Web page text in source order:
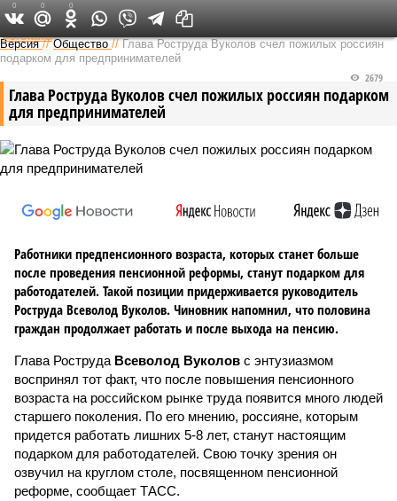
Федеральный выпуск
Версия //Общество //Глава Роструда Вуколов счел пожилых россиян
подарком для предпринимателей
Глава Роструда Вуколов счел пожилых россиян подарком
для предпринимателей
2679
Работники предпенсионного возраста, которых станет больше
после проведения пенсионной реформы, станут подарком для
работодателей. Такой позиции придерживается руководитель
Роструда Всеволод Вуколов. Чиновник напомнил, что половина
граждан продолжает работать и после выхода на пенсию.
Глава Роструда Всеволод Вуколов с энтузиазмом
воспринял тот факт, что после повышения пенсионного
возраста на российском рынке труда появится много людей
старшего поколения. По его мнению, россияне, которым
придется работать лишних 5-8 лет, станут настоящим
подарком для работодателей. Свою точку зрения он
озвучил на круглом столе, посвященном пенсионной
реформе, сообщает ТАСС.
0 0 0